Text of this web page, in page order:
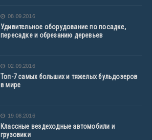
08.09.2016
Удивительное оборудование по посадке,
пересадке и обрезанию деревьев
02.09.2016
Топ-7 самых больших и тяжелых бульдозеров
в мире
19.08.2016
Классные вездеходные автомобили и
грузовики